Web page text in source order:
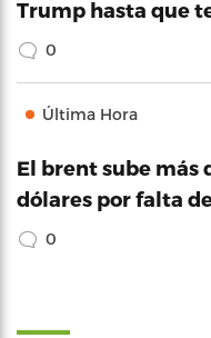
Trump hasta que
0
Última Hora
El brent sube más
dólares por falta
0